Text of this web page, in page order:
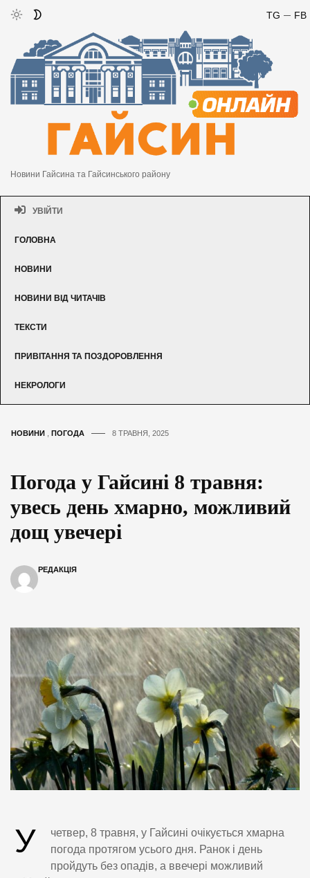
FB
TG
Новини Гайсина та Гайсинського району
УВІЙТИ
ГОЛОВНА
НОВИНИ
НОВИНИ ВІД ЧИТАЧІВ
ТЕКСТИ
ПРИВІТАННЯ ТА ПОЗДОРОВЛЕННЯ
НЕКРОЛОГИ
НОВИНИ ПОГОДА 8 ТРАВНЯ, 2025
Погода у Гайсині 8 травня:
увесь день хмарно, можливий
дощ увечері
РЕДАКЦІЯ
У
четвер, 8 травня, у Гайсині очікується хмарна
погода протягом усього дня. Ранок і день
пройдуть без опадів, а ввечері можливий